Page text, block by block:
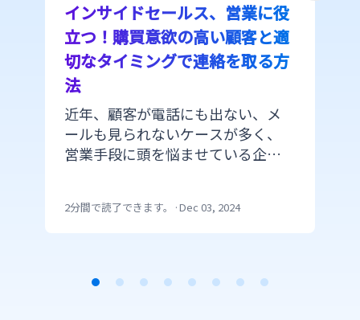
インサイドセールス、営業に役
立つ！購買意欲の高い顧客と適
切なタイミングで連絡を取る方
法
近年、顧客が電話にも出ない、メ
ールも見られないケースが多く、
営業手段に頭を悩ませている企業
ことが増えてきています。このブロ
い顧客と最適なタイミングで連絡
2分間で読了できます。 ·Dec 03, 2024